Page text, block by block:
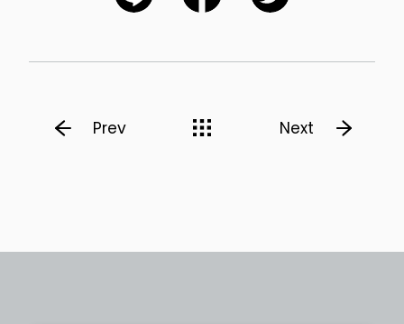
Prev Next